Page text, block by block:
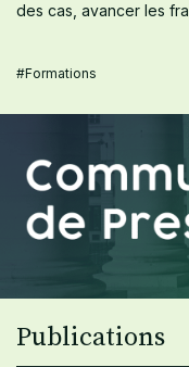
des cas, avancer les
#Formations
Publications